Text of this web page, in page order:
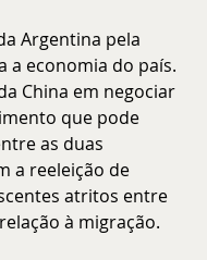
Argentina pela
a economia do país.
China em negociar
que pode
as duas
a reeleição de
atritos entre
à migração.